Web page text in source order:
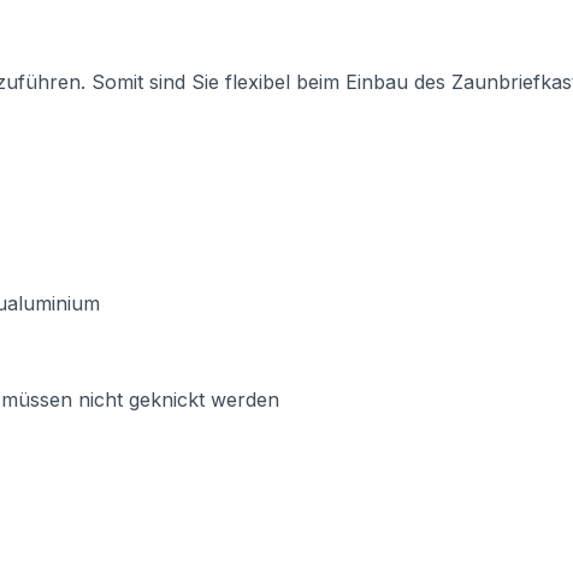
Somit sind Sie flexibel beim Einbau des
nicht geknickt werden